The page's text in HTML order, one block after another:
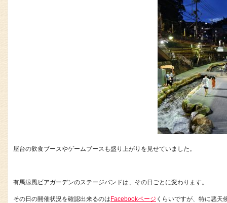
屋台の飲食ブースやゲームブースも盛り上がりを見せていました。
有馬涼風ビアガーデンのステージバンドは、その日ごとに変わります。
その日の開催状況を確認出来るのは Facebookページ くらいですが、特に悪天